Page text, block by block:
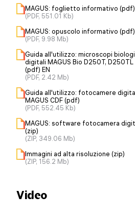
MAGUS: foglietto informativo (pdf)
(PDF, 551.01 Kb)
MAGUS: opuscolo informativo (pdf)
(PDF, 9.98 Mb)
Guida all'utilizzo: microscopi
digitali MAGUS Bio D250T, D250TL
(pdf) EN
(PDF, 2.42 Mb)
Guida all'utilizzo: fotocamere
MAGUS CDF (pdf)
(PDF, 552.45 Kb)
MAGUS: software fotocamera
(zip)
(ZIP, 349.06 Mb)
Immagini ad alta risoluzione (zip)
(ZIP, 156.2 Mb)
Video